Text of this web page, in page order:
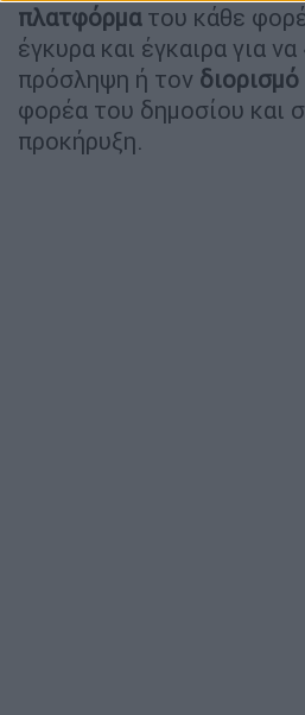
πλατφόρματου κάθε
έγκυρα και έγκαιρα για
πρόσληψη ή τον διορισμό
φορέα του δημοσίου και
προκήρυξη.